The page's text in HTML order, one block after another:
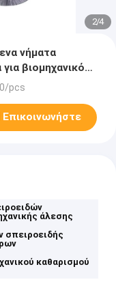
2/4
νήματα
βιομηχανικό
pcs
Επικοινωνήστε
άλεσης
σπειροειδής
καθαρισμού